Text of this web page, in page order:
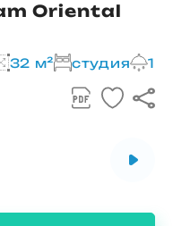
Oriental
32 м² студия 1